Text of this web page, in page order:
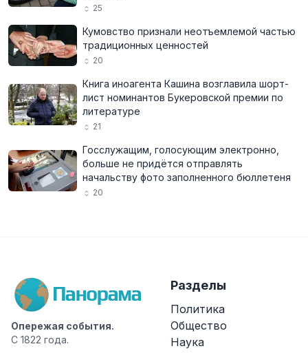
25
Кумовство признали неотъемлемой частью
традиционных ценностей
20
Книга иноагента Кашина возглавила шорт-
лист номинантов Букеровской премии по
литературе
21
Госслужащим, голосующим электронно,
больше не придётся отправлять
начальству фото заполненного бюллетеня
20
Опережая события.
С 1822 года.
Разделы
Политика
Общество
Наука